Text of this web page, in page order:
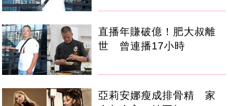
直播年賺破億！肥大叔離
世 曾連播17小時
亞莉安娜瘦成排骨精 家